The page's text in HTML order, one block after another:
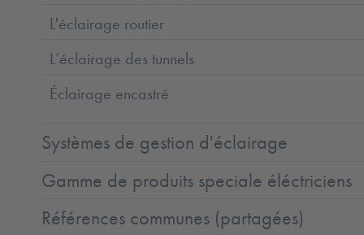
L'éclairage routier
L’éclairage des tunnels
Éclairage encastré
Systèmes de gestion d'éclairage
Gamme de produits speciale éléctriciens
Références communes (partagées)